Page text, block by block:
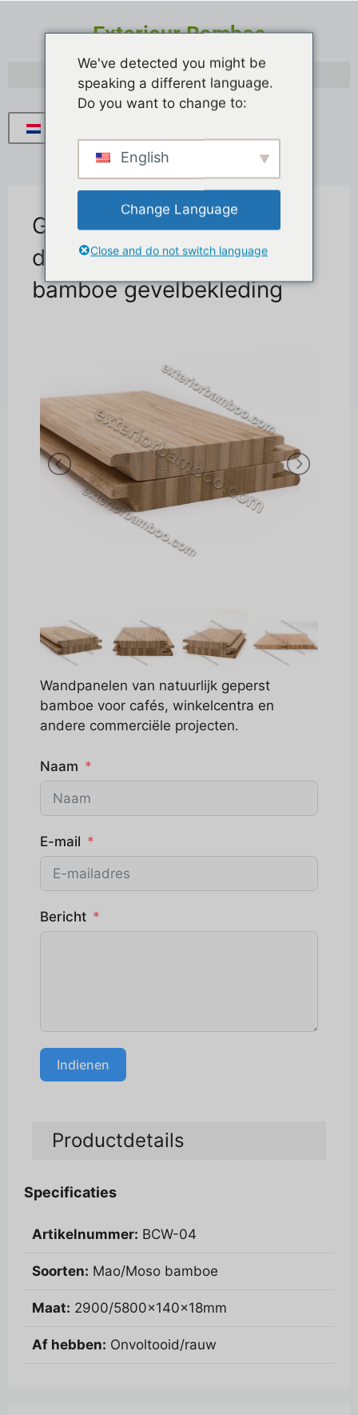
Exterieur Bamboe
Gekwalificeerde
decoratieve natuurlijke
bamboe gevelbekleding
Wandpanelen van natuurlijk geperst
bamboe voor cafés, winkelcentra en
andere commerciële projecten.
Naam
E-mail
Bericht
Indienen
r
i
e
Productdetails
Specificaties
Artikelnummer: BCW-04
Soorten: Mao/Moso bamboe
Maat: 2900/5800x140x18mm
Af hebben: Onvoltooid/rauw
We've detected you might be
speaking a different language.
Do you want to change to:
English
Change Language
Close and do not switch language